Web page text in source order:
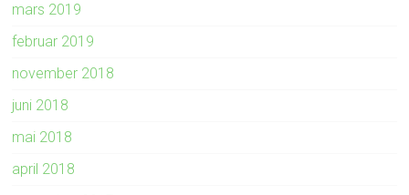
mars 2019
februar 2019
november 2018
juni 2018
mai 2018
april 2018